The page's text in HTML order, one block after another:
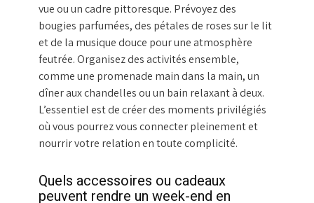
vue ou un cadre pittoresque. Prévoyez des
bougies parfumées, des pétales de roses sur le lit
et de la musique douce pour une atmosphère
feutrée. Organisez des activités ensemble,
comme une promenade main dans la main, un
dîner aux chandelles ou un bain relaxant à deux.
L’essentiel est de créer des moments privilégiés
où vous pourrez vous connecter pleinement et
nourrir votre relation en toute complicité.
Quels accessoires ou cadeaux
peuvent rendre un week-end en